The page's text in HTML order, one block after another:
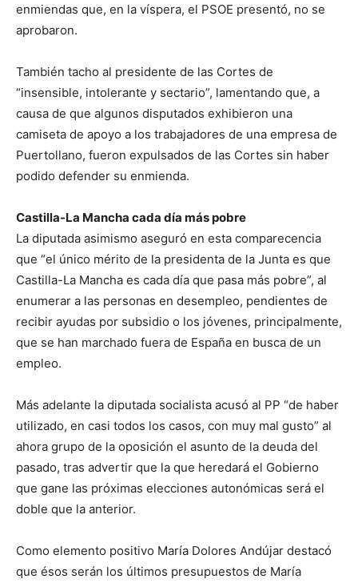
enmiendas que, en la víspera, el PSOE presentó, no se
aprobaron.
También tacho al presidente de las Cortes de
“insensible, intolerante y sectario”, lamentando que, a
causa de que algunos disputados exhibieron una
camiseta de apoyo a los trabajadores de una empresa de
Puertollano, fueron expulsados de las Cortes sin haber
podido defender su enmienda.
Castilla-La Mancha cada día más pobre
La diputada asimismo aseguró en esta comparecencia
que “el único mérito de la presidenta de la Junta es que
Castilla-La Mancha es cada día que pasa más pobre”, al
enumerar a las personas en desempleo, pendientes de
recibir ayudas por subsidio o los jóvenes, principalmente,
que se han marchado fuera de España en busca de un
empleo.
Más adelante la diputada socialista acusó al PP “de haber
utilizado, en casi todos los casos, con muy mal gusto” al
ahora grupo de la oposición el asunto de la deuda del
pasado, tras advertir que la que heredará el Gobierno
que gane las próximas elecciones autonómicas será el
doble que la anterior.
Como elemento positivo María Dolores Andújar destacó
que ésos serán los últimos presupuestos de María